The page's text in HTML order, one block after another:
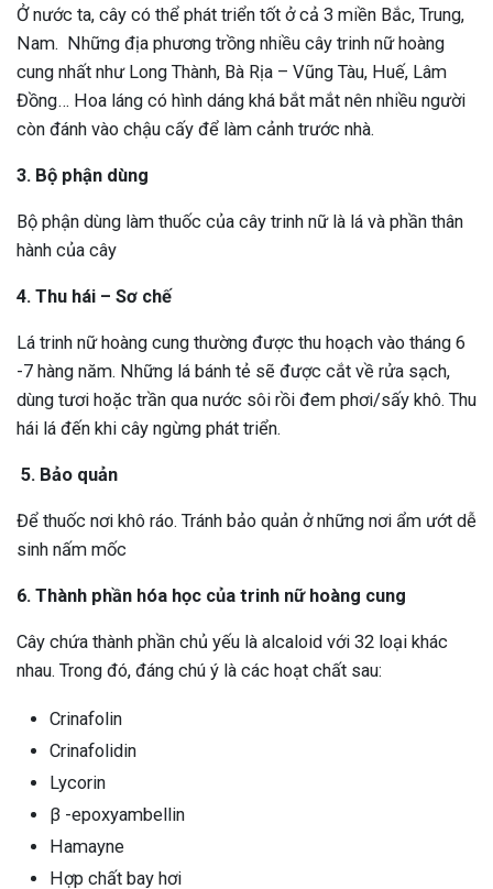
Ở nước ta, cây có thể phát triển tốt ở cả 3 miền Bắc, Trung,
Nam. Những địa phương trồng nhiều cây trinh nữ hoàng
cung nhất như Long Thành, Bà Rịa – Vũng Tàu, Huế, Lâm
Đồng… Hoa láng có hình dáng khá bắt mắt nên nhiều người
còn đánh vào chậu cấy để làm cảnh trước nhà.
3. Bộ phận dùng
Bộ phận dùng làm thuốc của cây trinh nữ là lá và phần thân
hành của cây
4. Thu hái – Sơ chế
Lá trinh nữ hoàng cung thường được thu hoạch vào tháng 6
-7 hàng năm. Những lá bánh tẻ sẽ được cắt về rửa sạch,
dùng tươi hoặc trần qua nước sôi rồi đem phơi/sấy khô. Thu
hái lá đến khi cây ngừng phát triển.
5. Bảo quản
Để thuốc nơi khô ráo. Tránh bảo quản ở những nơi ẩm ướt dễ
sinh nấm mốc
6. Thành phần hóa học của trinh nữ hoàng cung
Cây chứa thành phần chủ yếu là alcaloid với 32 loại khác
nhau. Trong đó, đáng chú ý là các hoạt chất sau:
Crinafolin
Crinafolidin
Lycorin
β -epoxyambellin
Hamayne
Hợp chất bay hơi